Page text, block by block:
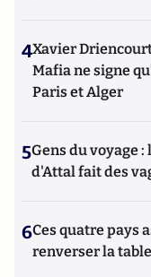
4Xavier
Mafia ne signe
Paris et Alger
5Gens du voyage
d'Attal fait des
6Ces quatre pays
renverser la table